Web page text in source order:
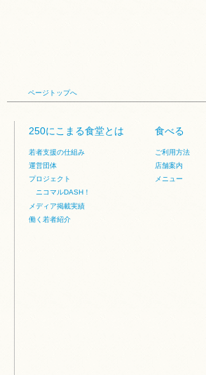
ページトップへ
250にこまる食堂とは
若者支援の仕組み
運営団体
プロジェクト
ニコマルDASH！
メディア掲載実績
働く若者紹介
食べる
ご利用方法
店舗案内
メニュー